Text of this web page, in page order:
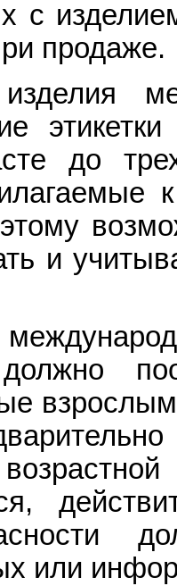
с
продаже.
до
и
должно
или